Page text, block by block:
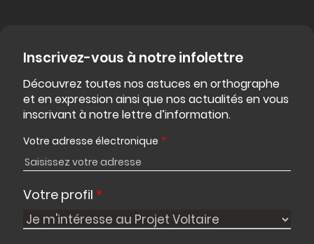
Inscrivez-vous à notre infolettre
Découvrez toutes nos astuces en orthographe
et en expression ainsi que nos actualités en vous
inscrivant à notre lettre d’information.
Votre adresse électronique *
Votre profil *